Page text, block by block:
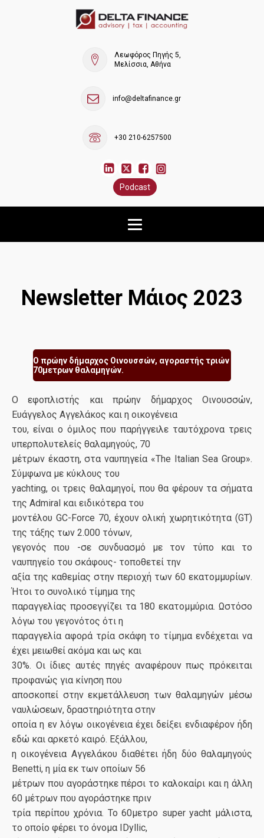
Λεωφόρος Πηγής 5,
Μελίσσια, Αθήνα
info@deltafinance.gr
+30 210-6257500
Podcast
Newsletter Μάιος 2023
Ο πρώην δήμαρχος Οινουσσών, αγοραστής τριών
70μετρων θαλαμηγών.
O εφοπλιστής και πρώην δήμαρχος Οινουσσών,
Ευάγγελος Αγγελάκος και η οικογένεια
του, είναι ο όμιλος που παρήγγειλε ταυτόχρονα τρεις
υπερπολυτελείς θαλαμηγούς, 70
μέτρων έκαστη, στα ναυπηγεία «The Italian Sea Group».
Σύμφωνα με κύκλους του
yachting, οι τρεις θαλαμηγοί, που θα φέρουν τα σήματα
της Admiral και ειδικότερα του
μοντέλου GC-Force 70, έχουν ολική χωρητικότητα (GT)
της τάξης των 2.000 τόνων,
γεγονός που -σε συνδυασμό με τον τύπο και το
ναυπηγείο του σκάφους- τοποθετεί την
αξία της καθεμίας στην περιοχή των 60 εκατομμυρίων.
Ήτοι το συνολικό τίμημα της
παραγγελίας προσεγγίζει τα 180 εκατομμύρια. Ωστόσο
λόγω του γεγονότος ότι η
παραγγελία αφορά τρία σκάφη το τίμημα ενδέχεται να
έχει μειωθεί ακόμα και ως και
30%. Οι ίδιες αυτές πηγές αναφέρουν πως πρόκειται
προφανώς για κίνηση που
αποσκοπεί στην εκμετάλλευση των θαλαμηγών μέσω
ναυλώσεων, δραστηριότητα στην
οποία η εν λόγω οικογένεια έχει δείξει ενδιαφέρον ήδη
εδώ και αρκετό καιρό. Εξάλλου,
η οικογένεια Αγγελάκου διαθέτει ήδη δύο θαλαμηγούς
Benetti, η μία εκ των οποίων 56
μέτρων που αγοράστηκε πέρσι το καλοκαίρι και η άλλη
60 μέτρων που αγοράστηκε πριν
τρία περίπου χρόνια. Το 60μετρο super yacht μάλιστα,
το οποίο φέρει το όνομα IDyllic,